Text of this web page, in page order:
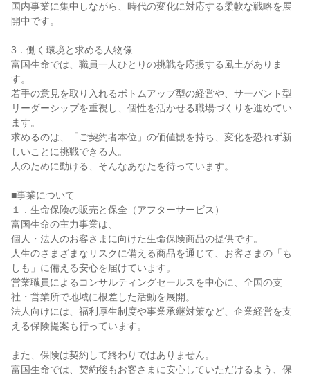
国内事業に集中しながら、時代の変化に対応する柔軟な戦略を展
開中です。
3．働く環境と求める人物像
富国生命では、職員一人ひとりの挑戦を応援する風土がありま
す。
若手の意見を取り入れるボトムアップ型の経営や、サーバント型
リーダーシップを重視し、個性を活かせる職場づくりを進めてい
ます。
求めるのは、「ご契約者本位」の価値観を持ち、変化を恐れず新
しいことに挑戦できる人。
人のために動ける、そんなあなたを待っています。
■事業について
１．生命保険の販売と保全（アフターサービス）
富国生命の主力事業は、
個人・法人のお客さまに向けた生命保険商品の提供です。
人生のさまざまなリスクに備える商品を通じて、お客さまの「も
しも」に備える安心を届けています。
営業職員によるコンサルティングセールスを中心に、全国の支
社・営業所で地域に根差した活動を展開。
法人向けには、福利厚生制度や事業承継対策など、企業経営を支
える保険提案も行っています。
また、保険は契約して終わりではありません。
富国生命では、契約後もお客さまに安心していただけるよう、保